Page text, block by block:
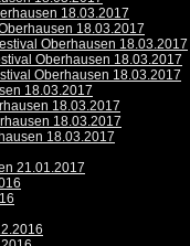
18.03.2017
18.03.2017
Oberhausen 18.03.2017
Oberhausen 18.03.2017
Oberhausen 18.03.2017
18.03.2017
18.03.2017
18.03.2017
18.03.2017
21.01.2017